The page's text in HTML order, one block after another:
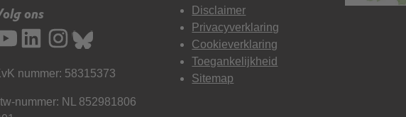
ons
nummer: 58315373
nummer: NL 852981806
Disclaimer
Privacyverklaring
Cookieverklaring
Toegankelijkheid
Sitemap